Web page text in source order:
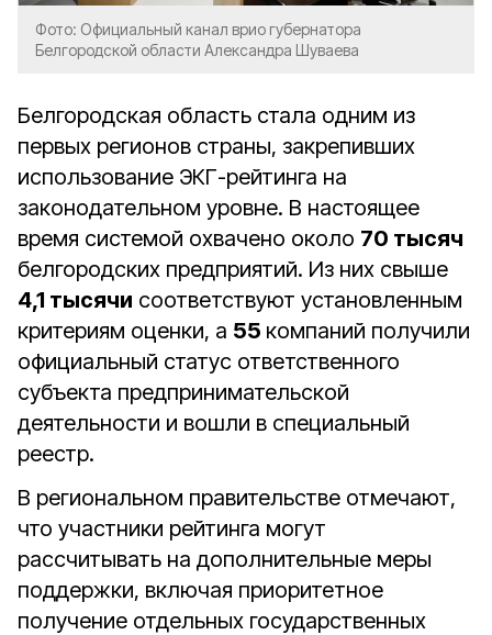
Фото: Официальный канал врио губернатора
Белгородской области Александра Шуваева
Белгородская область стала одним из
первых регионов страны, закрепивших
использование ЭКГ-рейтинга на
законодательном уровне. В настоящее
время системой охвачено около 70 тысяч
белгородских предприятий. Из них свыше
4,1 тысячи соответствуют установленным
критериям оценки, а 55 компаний получили
официальный статус ответственного
субъекта предпринимательской
деятельности и вошли в специальный
реестр.
В региональном правительстве отмечают,
что участники рейтинга могут
рассчитывать на дополнительные меры
поддержки, включая приоритетное
получение отдельных государственных